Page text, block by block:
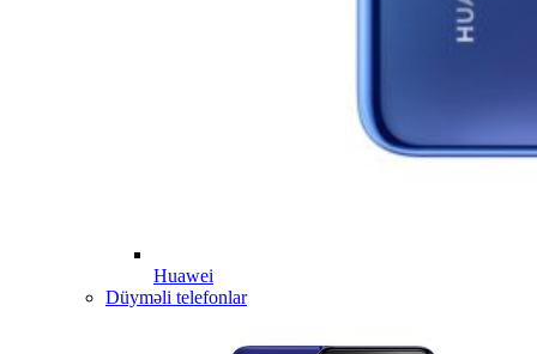
Huawei
Düyməli telefonlar